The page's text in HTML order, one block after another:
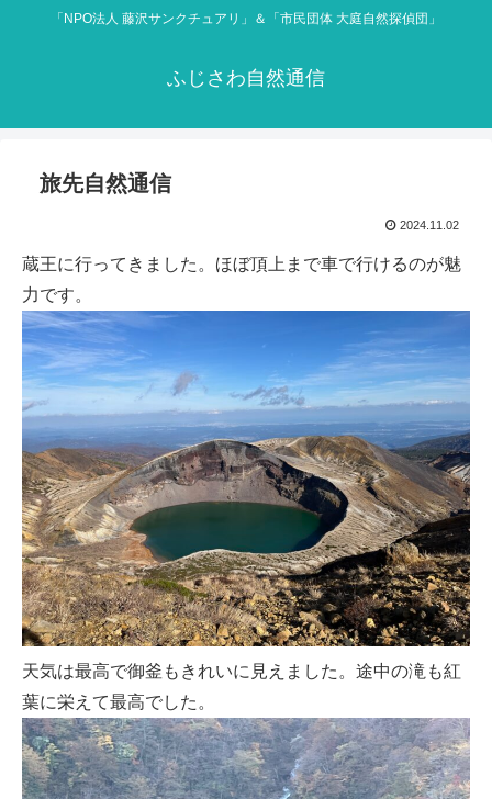
「NPO法人 藤沢サンクチュアリ」＆「市民団体 大庭自然探偵団」
ふじさわ自然通信
旅先自然通信
2024.11.02
蔵王に行ってきました。ほぼ頂上まで車で行けるのが魅
力です。
天気は最高で御釜もきれいに見えました。途中の滝も紅
葉に栄えて最高でした。